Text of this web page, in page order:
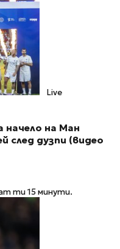
Live
начело на Ман
след дузпи (видео
ти 15 минути.